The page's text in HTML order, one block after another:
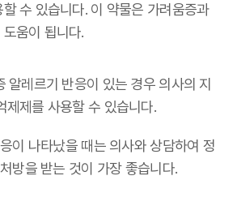
수 있습니다. 이 약물은 가려움증과
움이 됩니다.
알레르기 반응이 있는 경우 의사의 지
제제를 사용할 수 있습니다.
이 나타났을 때는 의사와 상담하여 정
방을 받는 것이 가장 좋습니다.